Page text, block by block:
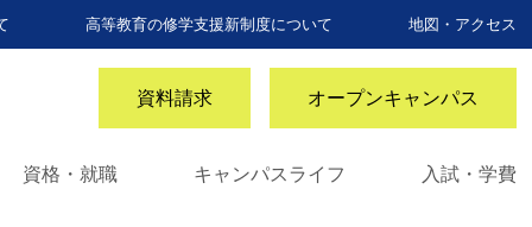
高等教育の修学支援新制度について 地図・アクセス
資料請求 オープンキャンパス
資格・就職 キャンパスライフ 入試・学費